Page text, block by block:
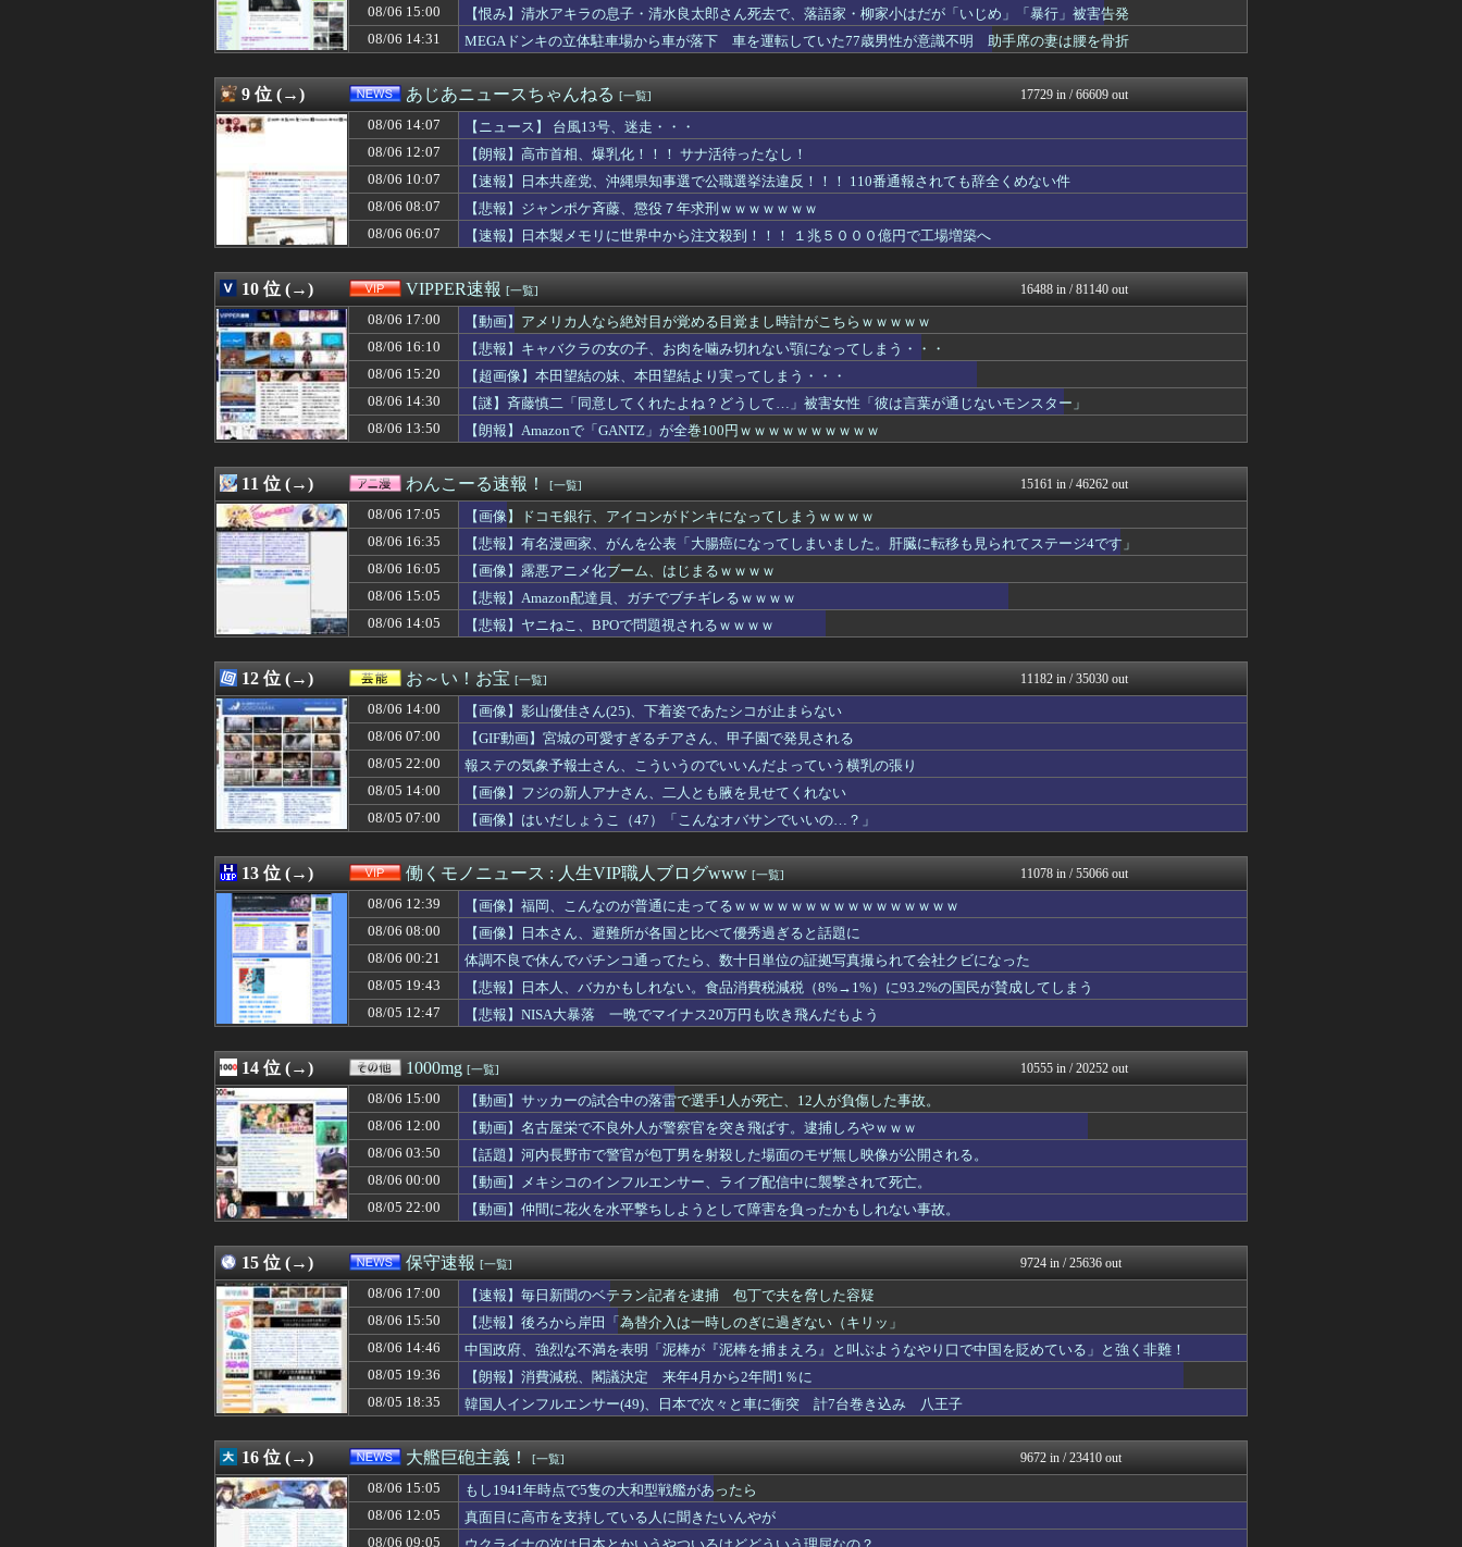
08/06 16:30
60年代のクラシックマシンで山道を駆け上がるヒルクライムレース『Classic...
PlaySphere | ...
08/06 16:30
【悲報】高市さん、非核三原則を「今後も堅持していく」の表現削除WWWWWWWW...
アルファルファモザイク＠ネ...
08/06 16:30
4号機ジジイ「どんなノーマルタイプでも下皿はガッチガチがデフォ」←マジで無駄な...
パチンコ・パチスロ.com
08/06 16:30
モンハンワイルズSwitch2版、40fpsと判明
Y速報
08/06 16:30
【公示】DeNA、ビドが1軍登録、マルセリーノは登録抹消されず
ベイスターズNEWS
08/06 16:30
【悲報】韓国在住日本人女性、ライブ配信で自殺…8万人が閲覧
私「お願いだから帰って…」セコママ「いるんでしょ？」→玄関をガチャガチャされ、...
高杉吏麒騎手がが8月6日付でフリーに
ハロン棒ch
08/06 16:29
【悲報】みい山作者「山田≒自分はレイブンクロー、みいちゃんはハッフルパフ(特殊...
漫画まとめ速報
08/06 16:27
【画像】本田望結さん、我々を挑発する
08/06 16:27
【衝撃】年収300万で結婚、とんでもない事が判明するｗｗｗｗ年収300万で結婚...
デジタルニューススレッド
08/06 16:26
上田は覚醒したら伸び代えげつなさそうだけど時間はかかりそう
まとめロッテ！
08/06 16:24
【公示】DeNAO.ビドが一軍昇格 登録抹消は無し
ベイスターズ速報＠なんJ
08/06 16:23
中国製ルーター20機種に外部から完全制御できる機能が仕込まれていたことが判明・...
ラビット速報
08/06 16:21
【セール】Kindleストア｢まとめ買いキャンペーン1週目｣や｢集英社のマンガ...
08/06 16:20
【動画】佳子様(31)、我々弱い男性をガチ恋させにくるwwwwwww 【Pic...
08/06 16:20
【朗報】なぜか巨乳しか居ないダンス部が見つかる！
アナ速‐女子アナ画像速報
08/06 16:20
【悲報】桑田真澄「今の野球は長打、速いボールばっか」
08/06 16:18
【豹変】優しかった彼氏が同棲した瞬間に本性を現した。束縛→DVの毎日。やっとの...
おにひめちゃんの監視部屋-...
08/06 16:18
【衝撃】公務員ワイ、民間に転職して給料倍になるｗｗｗｗｗ
NEWSぽけまとめーる
08/06 16:16
ガル民になって思ったこと
おにひめちゃんの監視部屋-...
08/06 16:15
【画像】空調服、なんかエロくなるww
まとめCUP
08/06 16:12
【悲報】ヤニねこ、BPOで問題視されるwwwwwwwwww
アニゲー速報
08/06 16:12
【衝撃】イオンモール爆発事故、『とんでもない事実』が判明してしまう・・・・・・
08/06 16:12
行為を拒否されて別れた彼女から「結婚して」と言われ受け入れた。だがこの女、ヤバ...
浮気ちゃんねる
08/06 16:12
ヤニねこ、BPOで審議されるｗｗｗｗｗｗｗｗｗｗｗｗｗ
ゴールデンタイムズ
08/06 16:11
【悲報】菊地亜美さん、マレーシアに移住ｗｗｗｗｗｗｗｗｗｗｗｗｗｗｗｗｗｗｗｗ...
韓国人「日本でヤバい作品ばかりアニメ化してて心配になる…」
【知ってた速報】サヨク界隈「首相官邸の高市熊本訪問動画にBGMが付いてる！災害...
08/06 16:10
【悲報】キャバクラの女の子、お肉を噛み切れない顎になってしまう・・・
VIPPER速報
08/06 16:10
【ホロライブ】ホロドリ石配布渋くね？
ホロちゃんねる
08/06 16:10
【朗報】プチプチで有名な川上産業、社名を「プチプチ株式会社」に変更wwwww
なんじぇいスタジアム＠なん...
08/06 16:10
【動画】爆乳地方アナさん、お◯ぱいをバイバイン揺らしてしまうｗｗｗwｗｗｗｗｗ...
08/06 16:10
【画像】NHKさん、可愛すぎる100メートルJKのお尻をモロ映し
08/06 16:10
【ワロタ】トランプ大統領とホワイトハウス、ナルトに自分の顔を合成して投稿 日本...
おーるじゃんる
08/06 16:09
【画像】ジムニーの新車、5ドアがガチで完全体すぎるwwwwwww
ぶる速-VIP
08/06 16:09
小学生姫ギャルモデルのりりぴ（12）、最新の姿に「痩せすぎ」「大丈夫？」など心...
08/06 16:09
中国に上陸する台風13号が絶妙なコースを辿っている！と話題に、中国の重要都市の...
08/06 16:08
【日本ハム】細野晴希が登録/山縣秀を抹消 6日公示
ファイターズ王国＠日ハムま...
08/06 16:08
【速報】韓国警察、大韓サッカー協会を家宅捜索 代表監督選考巡り ・・・
【サッカー まとめ】サカラ...
08/06 16:06
向かいの家のツバメの巣を蛇が襲って雛を飲み込もうとした。すると向かいの家の長女...
修羅場ライフ速報
08/06 16:06
【動画】女子中学生の『チン媚びダンス』が気持ち悪い🤮
08/06 16:05
【エロゲ】今やってるエロゲ、一番可愛い子が攻略できない致命的なバグがあるっぽい
08/06 16:05
韓国人「韓国が韓国株式の暴落で失ったとんでもない規模の国民年金の金額がこちら…...
海外トークログ
08/06 16:05
『ケムコ』とかいうRPG大量生産してる謎のメーカー
げぇ速
08/06 16:05
【画像】露悪アニメ化ブーム、はじまるｗｗｗｗ
わんこーる速報！
08/06 16:05
【画像】令和最新版・あのちゃん、エッッッッッッッッッッ！
08/06 16:05
【画像】∧∨の設定みたいな野球部女子マネージャーが発見されるwwwwww
女子アナお宝画像速報－5c...
08/06 16:05
地下アイドルヲタク歴3ヶ月僕、金と肉体の限界を迎える
V系まとめ速報
08/06 16:04
日本人女性インフルエンサー、ライブ配信中に自殺
痛いニュース(ﾉ∀`)
08/06 16:03
【画像】ディズニーのおいなり巻（600円）、卑猥すぎて賛否両論ｗｗｗｗｗｗｗｗ...
watch＠２ちゃんねる
08/06 16:03
三浪して春から医学生だけど大学生活に馴染めるか不安で咽び泣く
08/06 16:03
仕事をするほど家計が赤字になるので夫に専業主夫になってほしいと頼んだ。しかし「...
08/06 16:03
【試合結果】日本ハム2軍vsハヤテ 5-4｜ファーム交流戦7回戦｜個人成績｜8...
ファイターズ王国＠日ハムま...
08/06 16:03
【豊臣兄弟！】敵を鼓舞してしまったではないか・・・？
大河ドラマ2ch
08/06 16:02
※月光蝶が木星まで届くって本当なのか？
08/06 16:02
格ゲーとレースゲーがオワコンになった理由
08/06 16:01
充電ケーブルってさ
PCパーツまとめ
08/06 16:01
【速報】熊本イオンモール、爆発の原因は『これ』の可能性 凹凸ちゃんねる 発達障害・...
08/06 15:00
【恨み】清水アキラの息子・清水良太郎さん死去で、落語家・柳家小はだが「いじめ」「暴行」被害告発
08/06 14:31
MEGAドンキの立体駐車場から車が落下 車を運転していた77歳男性が意識不明 助手席の妻は腰を骨折
9 位 (→) あじあニュースちゃんねる [一覧] 17729 in / 66609 out
08/06 14:07
【ニュース】 台風13号、迷走・・・
08/06 12:07
【朗報】高市首相、爆乳化！！！ サナ活待ったなし！
08/06 10:07
【速報】日本共産党、沖縄県知事選で公職選挙法違反！！！ 110番通報されても辞全くめない件
08/06 08:07
【悲報】ジャンポケ斉藤、懲役７年求刑ｗｗｗｗｗｗｗ
08/06 06:07
【速報】日本製メモリに世界中から注文殺到！！！ １兆５０００億円で工場増築へ
10 位 (→) VIPPER速報 [一覧] 16488 in / 81140 out
08/06 17:00
【動画】アメリカ人なら絶対目が覚める目覚まし時計がこちらｗｗｗｗｗ
08/06 16:10
【悲報】キャバクラの女の子、お肉を噛み切れない顎になってしまう・・・
08/06 15:20
【超画像】本田望結の妹、本田望結より実ってしまう・・・
08/06 14:30
【謎】斉藤慎二「同意してくれたよね？どうして…」被害女性「彼は言葉が通じないモンスター」
08/06 13:50
【朗報】Amazonで「GANTZ」が全巻100円ｗｗｗｗｗｗｗｗｗｗ
11 位 (→) わんこーる速報！ [一覧] 15161 in / 46262 out
08/06 17:05
【画像】ドコモ銀行、アイコンがドンキになってしまうｗｗｗｗ
08/06 16:35
【悲報】有名漫画家、がんを公表「大腸癌になってしまいました。肝臓に転移も見られてステージ4です」
08/06 16:05
【画像】露悪アニメ化ブーム、はじまるｗｗｗｗ
08/06 15:05
【悲報】Amazon配達員、ガチでブチギレるｗｗｗｗ
08/06 14:05
【悲報】ヤニねこ、BPOで問題視されるｗｗｗｗ
12 位 (→) お～い！お宝 [一覧] 11182 in / 35030 out
08/06 14:00
【画像】影山優佳さん(25)、下着姿であたシコが止まらない
08/06 07:00
【GIF動画】宮城の可愛すぎるチアさん、甲子園で発見される
08/05 22:00
報ステの気象予報士さん、こういうのでいいんだよっていう横乳の張り
08/05 14:00
【画像】フジの新人アナさん、二人とも腋を見せてくれない
08/05 07:00
【画像】はいだしょうこ（47）「こんなオバサンでいいの…？」
13 位 (→) 働くモノニュース : 人生VIP職人ブログwww [一覧] 11078 in / 55066 out
08/06 12:39
【画像】福岡、こんなのが普通に走ってるｗｗｗｗｗｗｗｗｗｗｗｗｗｗｗｗ
08/06 08:00
【画像】日本さん、避難所が各国と比べて優秀過ぎると話題に
08/06 00:21
体調不良で休んでパチンコ通ってたら、数十日単位の証拠写真撮られて会社クビになった
08/05 19:43
【悲報】日本人、バカかもしれない。食品消費税減税（8%→1%）に93.2%の国民が賛成してしまう
08/05 12:47
【悲報】NISA大暴落 一晩でマイナス20万円も吹き飛んだもよう
14 位 (→) 1000mg [一覧] 10555 in / 20252 out
08/06 15:00
【動画】サッカーの試合中の落雷で選手1人が死亡、12人が負傷した事故。
08/06 12:00
【動画】名古屋栄で不良外人が警察官を突き飛ばす。逮捕しろやｗｗｗ
08/06 03:50
【話題】河内長野市で警官が包丁男を射殺した場面のモザ無し映像が公開される。
08/06 00:00
【動画】メキシコのインフルエンサー、ライブ配信中に襲撃されて死亡。
08/05 22:00
【動画】仲間に花火を水平撃ちしようとして障害を負ったかもしれない事故。
15 位 (→) 保守速報 [一覧] 9724 in / 25636 out
08/06 17:00
【速報】毎日新聞のベテラン記者を逮捕 包丁で夫を脅した容疑
08/06 15:50
【悲報】後ろから岸田「為替介入は一時しのぎに過ぎない（キリッ」
08/06 14:46
中国政府、強烈な不満を表明「泥棒が『泥棒を捕まえろ』と叫ぶようなやり口で中国を貶めている」と強く非難！
08/05 19:36
【朗報】消費減税、閣議決定 来年4月から2年間1％に
08/05 18:35
韓国人インフルエンサー(49)、日本で次々と車に衝突 計7台巻き込み 八王子
16 位 (→) 大艦巨砲主義！ [一覧] 9672 in / 23410 out
08/06 15:05
もし1941年時点で5隻の大和型戦艦があったら
08/06 12:05
真面目に高市を支持している人に聞きたいんやが
08/06 09:05